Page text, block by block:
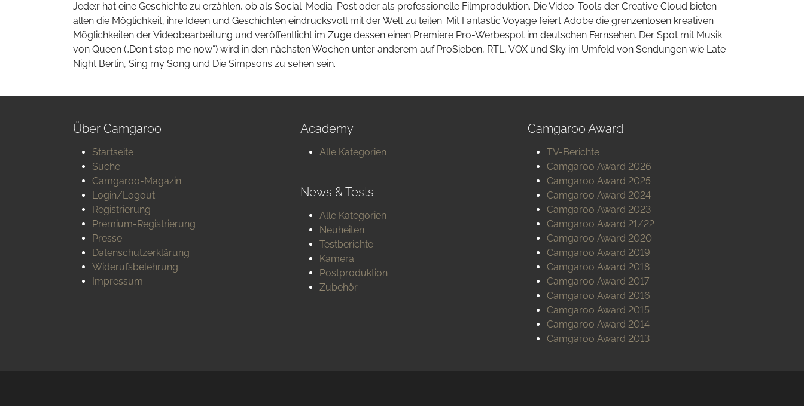
Jede:r hat eine Geschichte zu erzählen, ob als Social-Media-Post oder als professionelle Filmproduktion. Die Video-Tools der Creative Cloud bieten
allen die Möglichkeit, ihre Ideen und Geschichten eindrucksvoll mit der Welt zu teilen. Mit Fantastic Voyage feiert Adobe die grenzenlosen kreativen
Möglichkeiten der Videobearbeitung und veröffentlicht im Zuge dessen einen Premiere Pro-Werbespot im deutschen Fernsehen. Der Spot mit Musik
von Queen („Don‘t stop me now“) wird in den nächsten Wochen unter anderem auf ProSieben, RTL, VOX und Sky im Umfeld von Sendungen wie Late
Night Berlin, Sing my Song und Die Simpsons zu sehen sein.
Über Camgaroo
Startseite
Suche
Camgaroo-Magazin
Login/Logout
Registrierung
Premium-Registrierung
Presse
Datenschutzerklärung
Widerufsbelehrung
Impressum
Academy
Alle Kategorien
News & Tests
Alle Kategorien
Neuheiten
Testberichte
Kamera
Postproduktion
Zubehör
Camgaroo Award
TV-Berichte
Camgaroo Award 2026
Camgaroo Award 2025
Camgaroo Award 2024
Camgaroo Award 2023
Camgaroo Award 21/22
Camgaroo Award 2020
Camgaroo Award 2019
Camgaroo Award 2018
Camgaroo Award 2017
Camgaroo Award 2016
Camgaroo Award 2015
Camgaroo Award 2014
Camgaroo Award 2013